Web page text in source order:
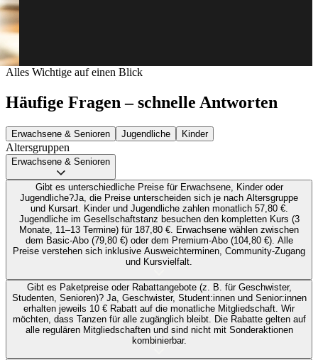
Alles Wichtige auf einen Blick
Häufige Fragen – schnelle Antworten
Erwachsene & Senioren Jugendliche Kinder
Altersgruppen
Erwachsene & Senioren
Gibt es unterschiedliche Preise für Erwachsene, Kinder oder
Jugendliche?Ja, die Preise unterscheiden sich je nach Altersgruppe
und Kursart. Kinder und Jugendliche zahlen monatlich 57,80 €.
Jugendliche im Gesellschaftstanz besuchen den kompletten Kurs (3
Monate, 11–13 Termine) für 187,80 €. Erwachsene wählen zwischen
dem Basic-Abo (79,80 €) oder dem Premium-Abo (104,80 €). Alle
Preise verstehen sich inklusive Ausweichterminen, Community-Zugang
und Kursvielfalt.
Gibt es Paketpreise oder Rabattangebote (z. B. für Geschwister,
Studenten, Senioren)? Ja, Geschwister, Student:innen und Senior:innen
erhalten jeweils 10 € Rabatt auf die monatliche Mitgliedschaft. Wir
möchten, dass Tanzen für alle zugänglich bleibt. Die Rabatte gelten auf
alle regulären Mitgliedschaften und sind nicht mit Sonderaktionen
kombinierbar.